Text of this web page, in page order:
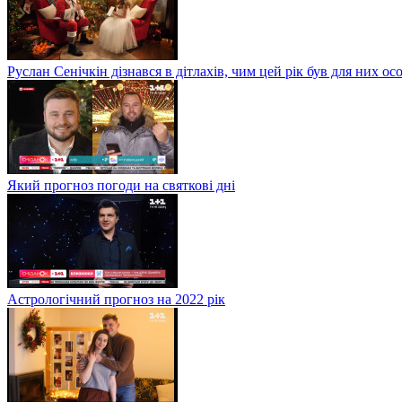
Руслан Сенічкін дізнався в дітлахів, чим цей рік був для них
Який прогноз погоди на святкові дні
Астрологічний прогноз на 2022 рік